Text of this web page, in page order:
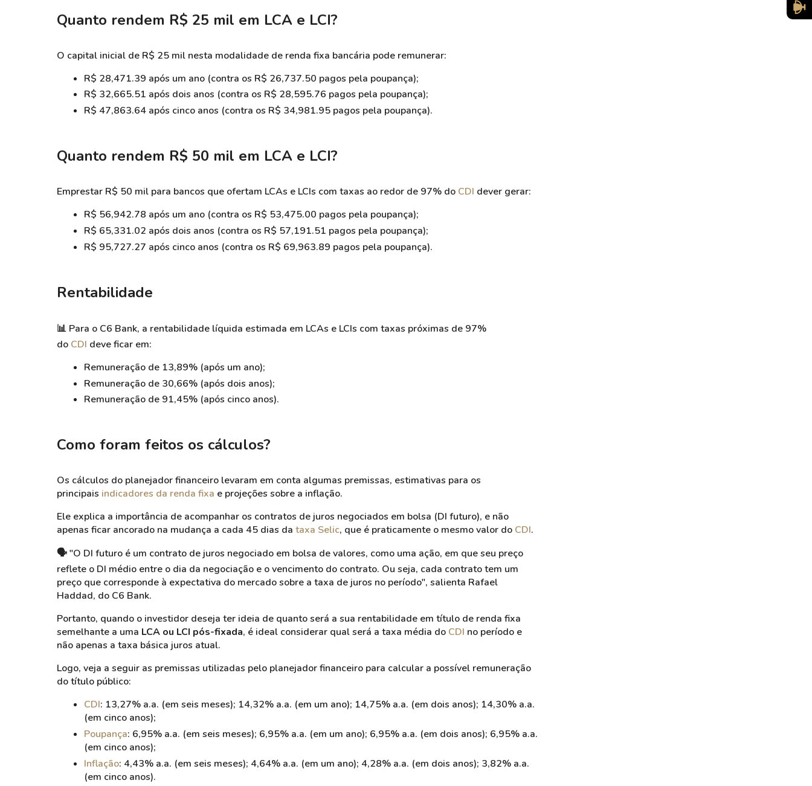
Quanto rendem R$ 25 mil em LCA e LCI?
O capital inicial de R$ 25 mil nesta modalidade de renda fixa bancária pode remunerar:
R$ 28,471.39 após um ano (contra os R$ 26,737.50 pagos pela poupança);
R$ 32,665.51 após dois anos (contra os R$ 28,595.76 pagos pela poupança);
R$ 47,863.64após cinco anos (contra os R$ 34,981.95 pagos pela poupança).
Quanto rendem R$ 50 mil em LCA e LCI?
Emprestar R$ 50 mil para bancos que ofertam LCAs e LCIs com taxas ao redor de 97% do CDI dever gerar:
R$ 56,942.78 após um ano (contra os R$ 53,475.00 pagos pela poupança);
R$ 65,331.02 após dois anos (contra os R$ 57,191.51 pagos pela poupança);
R$ 95,727.27 após cinco anos (contra os R$ 69,963.89 pagos pela poupança).
Rentabilidade
📊 Para o C6 Bank, a rentabilidade líquida estimada em LCAs e LCIs com taxas próximas de 97%
do CDI deve ficar em:
Remuneração de 13,89%(após um ano);
Remuneração de 30,66%(após dois anos);
Remuneração de 91,45%(após cinco anos).
Como foram feitos os cálculos?
Os cálculos do planejador financeiro levaram em conta algumas premissas, estimativas para os
principais indicadores da renda fixa e projeções sobre a inflação.
Ele explica a importância de acompanhar os contratos de juros negociados em bolsa (DI futuro), e não
apenas ficar ancorado na mudança a cada 45 dias da taxa Selic, que é praticamente o mesmo valor do CDI.
🗣️"O DI futuro é um contrato de juros negociado em bolsa de valores, como uma ação, em que seu preço
reflete o DI médio entre o dia da negociação e o vencimento do contrato. Ou seja, cada contrato tem um
preço que corresponde à expectativa do mercado sobre a taxa de juros no período", salienta Rafael
Haddad, do C6 Bank.
Portanto, quando o investidor deseja ter ideia de quanto será a sua rentabilidade em título de renda fixa
semelhante a uma LCA ou LCI pós-fixada, é ideal considerar qual será a taxa média do CDI no período e
não apenas a taxa básica juros atual.
Logo, veja a seguir as premissas utilizadas pelo planejador financeiro para calcular a possível remuneração
do título público:
CDI: 13,27% a.a. (em seis meses); 14,32% a.a. (em um ano); 14,75% a.a. (em dois anos); 14,30% a.a.
(em cinco anos);
Poupança: 6,95% a.a. (em seis meses); 6,95% a.a. (em um ano); 6,95% a.a. (em dois anos); 6,95% a.a.
(em cinco anos);
Inflação: 4,43% a.a. (em seis meses); 4,64% a.a. (em um ano); 4,28% a.a. (em dois anos); 3,82% a.a.
(em cinco anos).